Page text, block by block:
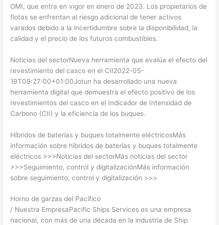
OMI, que entra en vigor en enero de 2023. Los propietarios de
flotas se enfrentan al riesgo adicional de tener activos
varados debido a la incertidumbre sobre la disponibilidad, la
calidad y el precio de los futuros combustibles.
Noticias del sectorNueva herramienta que evalúa el efecto del
revestimiento del casco en el CII2022-05-
19T09:27:00+01:00Jotun ha desarrollado una nueva
herramienta digital que demuestra el efecto positivo de los
revestimientos del casco en el Indicador de Intensidad de
Carbono (CII) y la eficiencia de los buques.
Híbridos de baterías y buques totalmente eléctricosMás
información sobre híbridos de baterías y buques totalmente
eléctricos >>>Noticias del sectorMás noticias del sector
>>>Seguimiento, control y digitalizaciónMás información
sobre seguimiento, control y digitalización >>>
Horno de garzas del Pacífico
/ Nuestra EmpresaPacific Ships Services es una empresa
nacional, con más de una década en la industria de Ship